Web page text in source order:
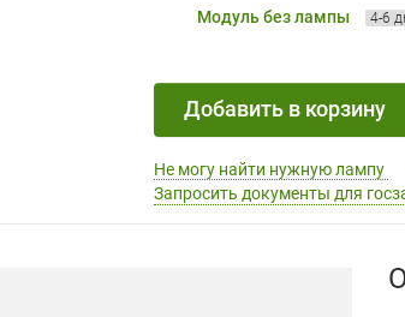
Модуль без лампы 4-6
Добавить в корзину
Не могу найти нужную лампу
Запросить документы для